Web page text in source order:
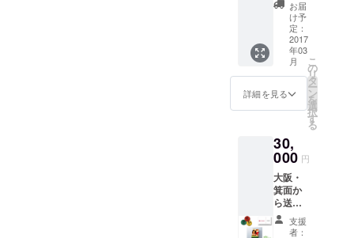
中、他
の加工
場を借
りて作
られて
いる
ベーコ
ン（無
す。 ※
写真は
イメー
ジで
す。
せでお
送りし
ます。
※写真は
イメー
ジで
す。
発送は
熊本お
うえん
ネット
ワーク
（大
阪）が
負担
し、 現
費用と
手間の
負担を
減ら
し、 ご
支援い
ただい
た金額
お届
け予
定：
2017
年03
月
詳細を見る
こ
の
リ
タ
ー
ン
を
選
択
す
る
30,
000 円
大阪・
箕面か
ら送ら
せてい
ただき
支援
者：